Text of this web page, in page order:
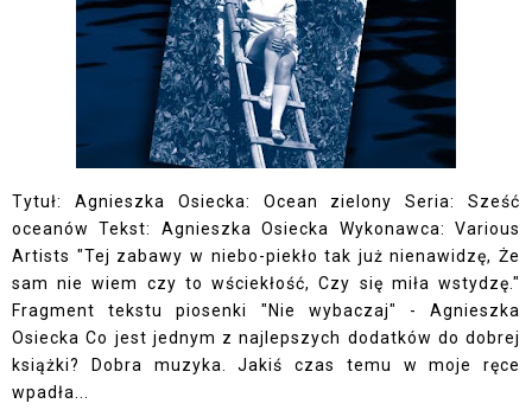
Tytuł: Agnieszka Osiecka: Ocean zielony Seria: Sześć
oceanów Tekst: Agnieszka Osiecka Wykonawca: Various
Artists "Tej zabawy w niebo-piekło tak już nienawidzę, Że
sam nie wiem czy to wściekłość, Czy się miła wstydzę."
Fragment tekstu piosenki "Nie wybaczaj" - Agnieszka
Osiecka Co jest jednym z najlepszych dodatków do dobrej
książki? Dobra muzyka. Jakiś czas temu w moje ręce
wpadła...